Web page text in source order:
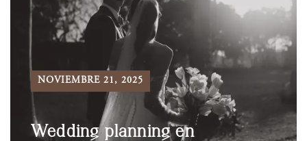
NOVIEMBRE 21, 2025
Wedding planning en